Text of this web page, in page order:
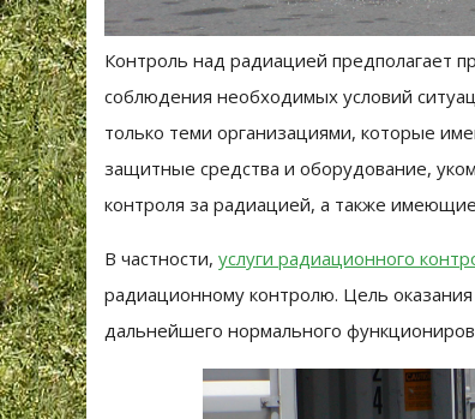
Контроль над радиацией предполагает
соблюдения необходимых условий
только теми организациями, которые
защитные средства и оборудование,
контроля за радиацией, а также
В частности, услуги радиационного
радиационному контролю. Цель
дальнейшего нормального